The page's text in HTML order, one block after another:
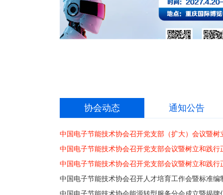
协会动态 通知公告
中国电子节能技术协会召开党支部（扩大）会议暨
中国电子节能技术协会召开党支部会议暨树立和践
中国电子节能技术协会召开党支部会议暨树立和践
中国电子节能技术协会召开人才培育工作会暨标准编